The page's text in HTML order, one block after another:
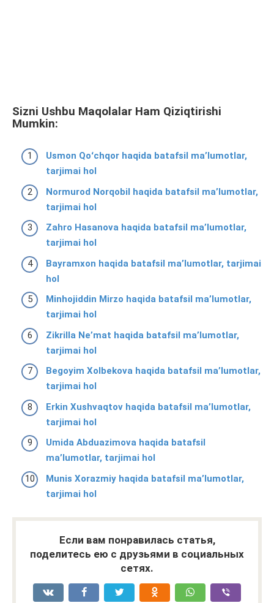
Sizni Ushbu Maqolalar Ham Qiziqtirishi
Mumkin:
Usmon Qoʻchqor haqida batafsil ma’lumotlar,
tarjimai hol
Normurod Norqobil haqida batafsil ma’lumotlar,
tarjimai hol
Zahro Hasanova haqida batafsil ma’lumotlar,
tarjimai hol
Bayramxon haqida batafsil ma’lumotlar, tarjimai
hol
Minhojiddin Mirzo haqida batafsil ma’lumotlar,
tarjimai hol
Zikrilla Neʼmat haqida batafsil ma’lumotlar,
tarjimai hol
Begoyim Xolbekova haqida batafsil ma’lumotlar,
tarjimai hol
Erkin Xushvaqtov haqida batafsil ma’lumotlar,
tarjimai hol
Umida Abduazimova haqida batafsil
ma’lumotlar, tarjimai hol
Munis Xorazmiy haqida batafsil ma’lumotlar,
tarjimai hol
Если вам понравилась статья,
поделитесь ею с друзьями в социальных
сетях.